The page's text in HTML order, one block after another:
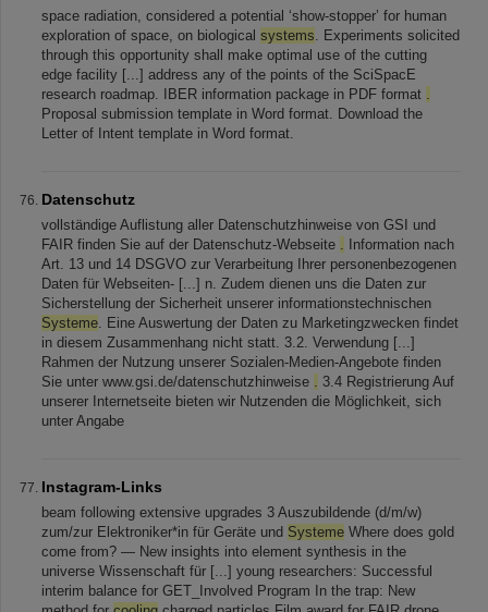
space radiation, considered a potential ‘show-stopper’ for human
exploration of space, on biological systems. Experiments solicited
through this opportunity shall make optimal use of the cutting
edge facility [...] address any of the points of the SciSpacE
research roadmap. IBER information package in PDF format .
Proposal submission template in Word format. Download the
Letter of Intent template in Word format.
Datenschutz
vollständige Auflistung aller Datenschutzhinweise von GSI und
FAIR finden Sie auf der Datenschutz-Webseite . Information nach
Art. 13 und 14 DSGVO zur Verarbeitung Ihrer personenbezogenen
Daten für Webseiten- [...] n. Zudem dienen uns die Daten zur
Sicherstellung der Sicherheit unserer informationstechnischen
Systeme. Eine Auswertung der Daten zu Marketingzwecken findet
in diesem Zusammenhang nicht statt. 3.2. Verwendung [...]
Rahmen der Nutzung unserer Sozialen‑Medien‑Angebote finden
Sie unter www.gsi.de/datenschutzhinweise . 3.4 Registrierung Auf
unserer Internetseite bieten wir Nutzenden die Möglichkeit, sich
unter Angabe
Instagram-Links
beam following extensive upgrades 3 Auszubildende (d/m/w)
zum/zur Elektroniker*in für Geräte und Systeme Where does gold
come from? — New insights into element synthesis in the
universe Wissenschaft für [...] young researchers: Successful
interim balance for GET_Involved Program In the trap: New